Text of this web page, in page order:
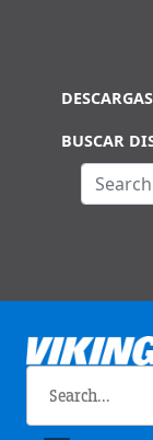
DESCARGAS
BUSCAR